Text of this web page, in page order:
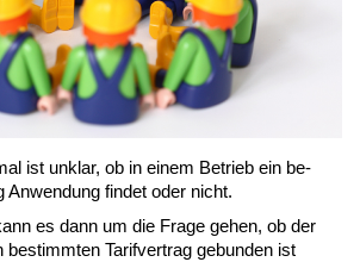
ist un­klar, ob in ei­nem Be­trieb ein be­
An­wen­dung fin­det oder nicht.
es dann um die Fra­ge ge­hen, ob der
be­stimm­ten Ta­rif­ver­trag ge­bun­den ist